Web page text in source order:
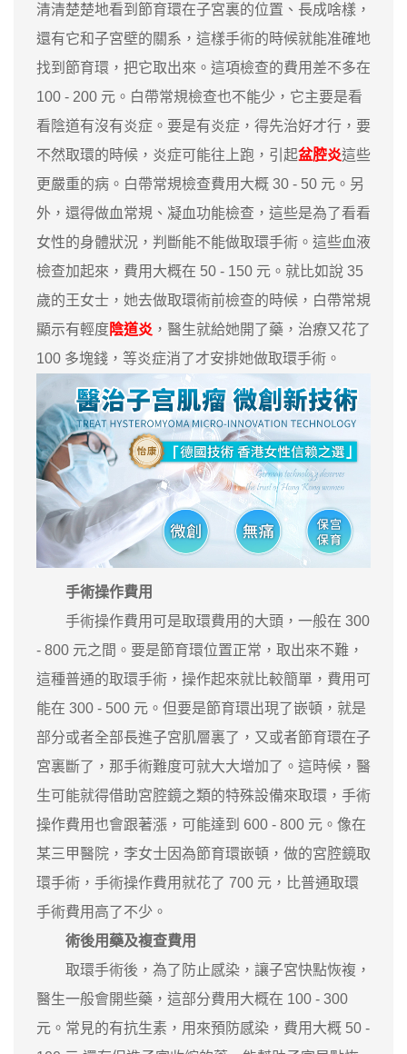
清清楚楚地看到節育環在子宮裏的位置、長成啥樣，
還有它和子宮壁的關系，這樣手術的時候就能准確地
找到節育環，把它取出來。這項檢查的費用差不多在
100 - 200 元。白帶常規檢查也不能少，它主要是看
看陰道有沒有炎症。要是有炎症，得先治好才行，要
不然取環的時候，炎症可能往上跑，引起盆腔炎這些
更嚴重的病。白帶常規檢查費用大概 30 - 50 元。另
外，還得做血常規、凝血功能檢查，這些是為了看看
女性的身體狀況，判斷能不能做取環手術。這些血液
檢查加起來，費用大概在 50 - 150 元。就比如說 35
歲的王女士，她去做取環術前檢查的時候，白帶常規
顯示有輕度陰道炎 ，醫生就給她開了藥，治療又花了
100 多塊錢，等炎症消了才安排她做取環手術。
手術操作費用
手術操作費用可是取環費用的大頭，一般在 300
- 800 元之間。要是節育環位置正常，取出來不難，
這種普通的取環手術，操作起來就比較簡單，費用可
能在 300 - 500 元。但要是節育環出現了嵌頓，就是
部分或者全部長進子宮肌層裏了，又或者節育環在子
宮裏斷了，那手術難度可就大大增加了。這時候，醫
生可能就得借助宮腔鏡之類的特殊設備來取環，手術
操作費用也會跟著漲，可能達到 600 - 800 元。像在
某三甲醫院，李女士因為節育環嵌頓，做的宮腔鏡取
環手術，手術操作費用就花了 700 元，比普通取環
手術費用高了不少。
術後用藥及複查費用
取環手術後，為了防止感染，讓子宮快點恢複，
醫生一般會開些藥，這部分費用大概在 100 - 300
元。常見的有抗生素，用來預防感染，費用大概 50 -